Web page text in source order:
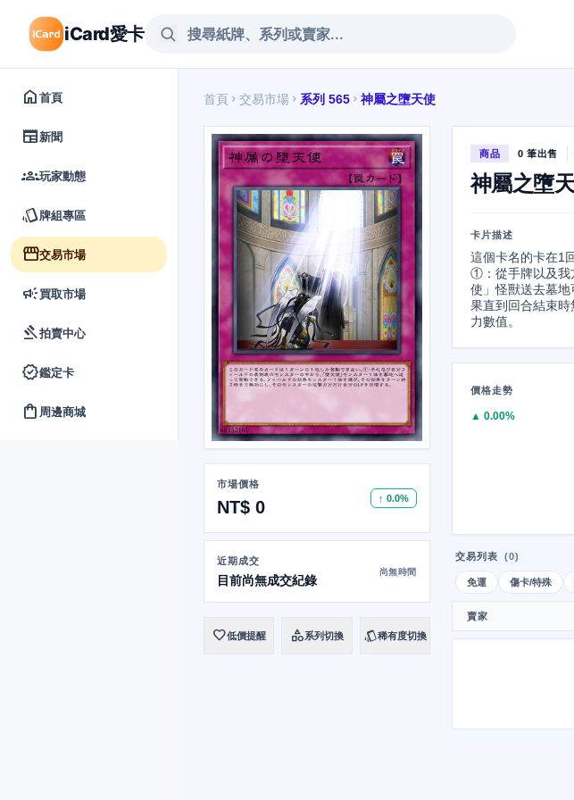
iCard愛卡
home首頁
newspaper新聞
groups玩家動態
style牌組專區
storefront交易市場
campaign買取市場
gavel拍賣中心
verified鑑定卡
shopping_bag 周邊商城
首頁 chevron_right 交易市場 chevron_right 系列 565 chevron_right 神屬之墮天使
市場價格
NT$ 0 ↑ 0.0%
近期成交
目前尚無成交紀錄
尚無時間
favorite低價提醒 category系列切換 style稀有度切換
商品 0 筆出售
神屬之墮
卡片描述
這個卡名的卡在1
①：從手牌以及我
使」怪獸送去墓
果直到回合結束
力數值。
價格走勢
▲ 0.00%
交易列表 (0)
免運 傷卡/特殊
賣家